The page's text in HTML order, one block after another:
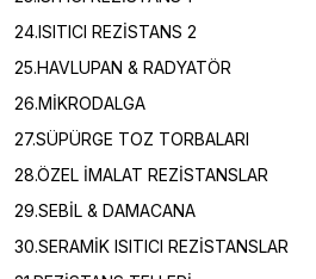
24.ISITICI REZİSTANS 2
25.HAVLUPAN & RADYATÖR
26.MİKRODALGA
27.SÜPÜRGE TOZ TORBALARI
28.ÖZEL İMALAT REZİSTANSLAR
29.SEBİL & DAMACANA
30.SERAMİK ISITICI REZİSTANSLAR